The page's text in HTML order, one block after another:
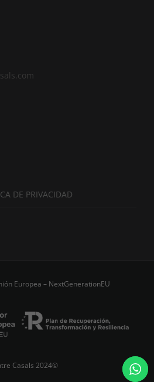
DE PRIVACIDAD
Europea – NextGenerationEU
Casals 2024©